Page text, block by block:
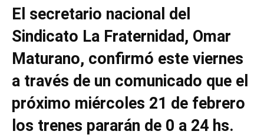
El secretario nacional del
Sindicato La Fraternidad, Omar
Maturano, confirmó este viernes
a través de un comunicado que el
próximo miércoles 21 de febrero
los trenes pararán de 0 a 24 hs.